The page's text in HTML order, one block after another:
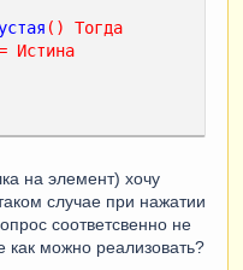
()
Тогда
Истина
на элемент) хочу
случае при нажатии
соответсвенно не
как можно реализовать?